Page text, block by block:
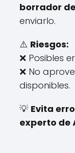
borrador
enviarlo.
⚠️ Riesgos:
❌ Posibles
❌ No
disponibles.
💡 Evita
experto de